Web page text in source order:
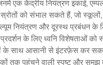
एक केंद्रीय नियंत्रण इकाई,
को संभाल सकते हैं, जो स्कूलों,
नियंत्रण और दूरस्थ प्रबंधन के
के लिए ध्वनि विशेषताओं
साथ आसानी से इंटरफ़ेस कर सकते
तक पहुंचने वाली स्पष्ट और समझ